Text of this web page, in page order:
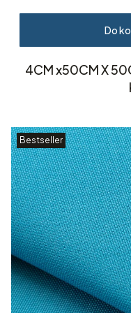
Do
4CM x50CM X
Bestseller